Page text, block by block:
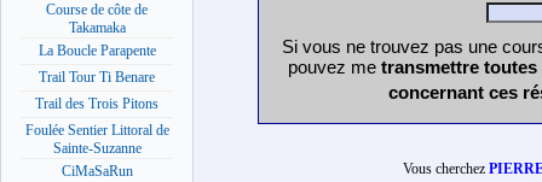
Course de côte de
Takamaka
La Boucle Parapente
Trail Tour Ti Benare
Trail des Trois Pitons
Foulée Sentier Littoral de
Sainte-Suzanne
CiMaSaRun
Si vous ne trouvez pas une
pouvez me transmettre
concernant ces
Vous cherchez